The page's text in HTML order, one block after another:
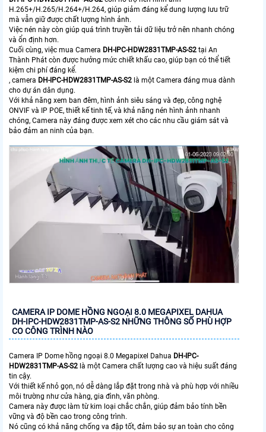
H.265+/H.265/H.264+/H.264, giúp giảm đáng kể dung lượng lưu trữ
mà vẫn giữ được chất lượng hình ảnh.
Việc nén này còn giúp quá trình truyền tải dữ liệu trở nên nhanh chóng
và ổn định hơn.
Cuối cùng, việc mua Camera DH-IPC-HDW2831TMP-AS-S2 tại An
Thành Phát còn được hưởng mức chiết khấu cao, giúp bạn có thể tiết
kiệm chi phí đáng kể.
, camera DH-IPC-HDW2831TMP-AS-S2 là một Camera đáng mua dành
cho dự án dân dụng.
Với khả năng xem ban đêm, hình ảnh siêu sáng và đẹp, công nghệ
ONVIF và IP POE, thiết kế tinh tế, và khả năng nén hình ảnh nhanh
chóng, Camera này đáng được xem xét cho các nhu cầu giám sát và
bảo đảm an ninh của bạn.
CAMERA IP DOME HỒNG NGOẠI 8.0 MEGAPIXEL DAHUA
DH-IPC-HDW2831TMP-AS-S2 NHỮNG THÔNG SỐ PHÙ HỢP
CO CÔNG TRÌNH NÀO
Camera IP Dome hồng ngoại 8.0 Megapixel Dahua DH-IPC-
HDW2831TMP-AS-S2 là một Camera chất lượng cao và hiệu suất đáng
tin cậy.
Với thiết kế nhỏ gọn, nó dễ dàng lắp đặt trong nhà và phù hợp với nhiều
môi trường như cửa hàng, gia đình, văn phòng.
Camera này được làm từ kim loại chắc chắn, giúp đảm bảo tính bền
vững và độ bền cao trong công trình.
Nó cũng có khả năng chống va đập tốt, đảm bảo sự an toàn cho công